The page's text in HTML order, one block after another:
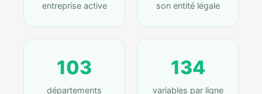
entreprise active
son entité légale
103
départements
134
variables par ligne